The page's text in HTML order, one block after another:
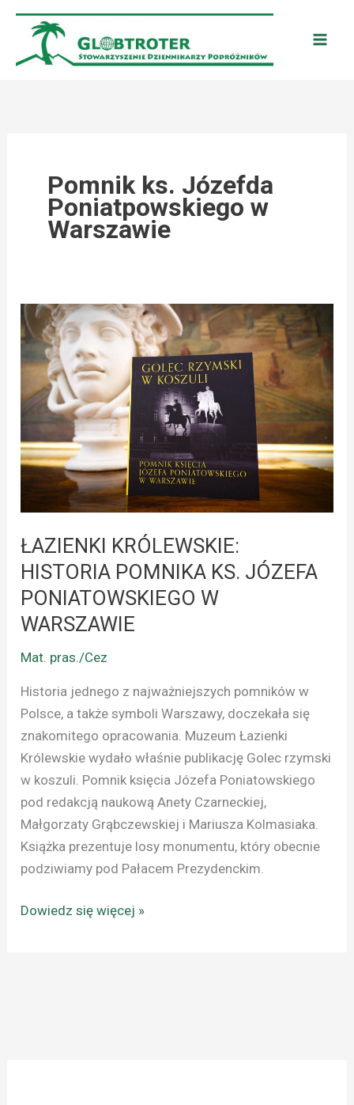
Przejdź
treści
Pomnik ks. Józefda
Poniatpowskiego w
Warszawie
ŁAZIENKI KRÓLEWSKIE:
HISTORIA POMNIKA KS. JÓZEFA
PONIATOWSKIEGO W
WARSZAWIE
Mat. pras./Cez
Historia jednego z najważniejszych pomników w
Polsce, a także symboli Warszawy, doczekała się
znakomitego opracowania. Muzeum Łazienki
Królewskie wydało właśnie publikację Golec rzymski
w koszuli. Pomnik księcia Józefa Poniatowskiego
pod redakcją naukową Anety Czarneckiej,
Małgorzaty Grąbczewskiej i Mariusza Kolmasiaka.
Książka prezentuje losy monumentu, który obecnie
podziwiamy pod Pałacem Prezydenckim.
ŁAZIENKI
KRÓLEWSKIE:
HISTORIA
POMNIKA
KS.
JÓZEFA
PONIATOWSKIEGO
W
WARSZAWIE
Dowiedz się więcej »